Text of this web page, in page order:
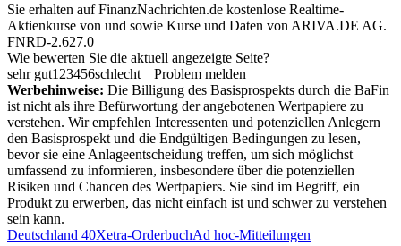
Sie erhalten auf FinanzNachrichten.de kostenlose Realtime-
Aktienkurse von und sowie Kurse und Daten von ARIVA.DE AG.
FNRD-2.627.0
Wie bewerten Sie die aktuell angezeigte Seite?
sehr gut1 23456schlecht
Problem melden
Werbehinweise: Die Billigung des Basisprospekts durch die BaFin
ist nicht als ihre Befürwortung der angebotenen Wertpapiere zu
verstehen. Wir empfehlen Interessenten und potenziellen Anlegern
den Basisprospekt und die Endgültigen Bedingungen zu lesen,
bevor sie eine Anlageentscheidung treffen, um sich möglichst
umfassend zu informieren, insbesondere über die potenziellen
Risiken und Chancen des Wertpapiers. Sie sind im Begriff, ein
Produkt zu erwerben, das nicht einfach ist und schwer zu verstehen
sein kann.
Deutschland 40Xetra-OrderbuchAd hoc-Mitteilungen